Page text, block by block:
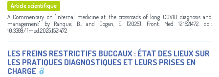
Article scientifique
A Commentary on "Internal medicine at the crossroads of long COVID diagnosis and
management" by Ranque, B., and Cogan, E. (2025). Front. Med. 12:1521472. doi:
10.3389/fmed.2025.1521472
LES FREINS RESTRICTIFS BUCCAUX : ÉTAT DES LIEUX SUR
LES PRATIQUES DIAGNOSTIQUES ET LEURS PRISES EN
CHARGE